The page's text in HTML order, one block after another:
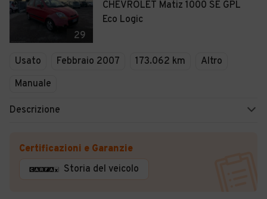
Camper
Veicoli Commerciali
29
CHEVROLET Matiz 1000 SE GPL
Eco Logic
Usato Febbraio 2007 173.062 km
Altro
Manuale
Descrizione
Certificazioni e Garanzie
Storia del veicolo